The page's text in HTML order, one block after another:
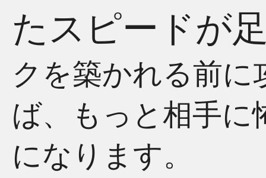
たスピードが
クを築かれる前
ば、もっと相手に
になります。